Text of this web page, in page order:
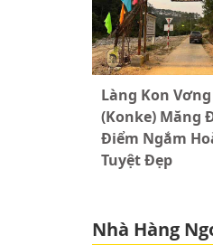
Làng Kon
(Konke) Măng
Điểm Ngắm
Tuyệt Đẹp
Nhà Hàng